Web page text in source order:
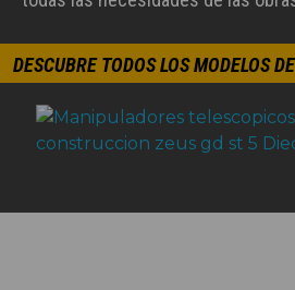
DESCUBRE TODOS LOS MODELOS